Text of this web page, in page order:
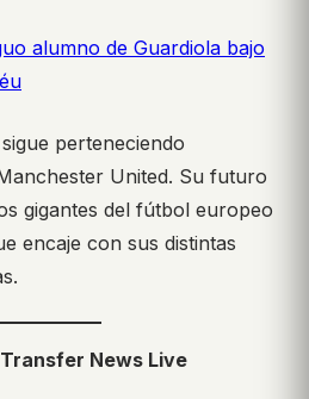
alumno de Guardiola bajo
perteneciendo
United. Su futuro
gigantes del fútbol europeo
encaje con sus distintas
News Live